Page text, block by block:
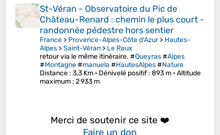
St-Véran - Observatoire du Pic de
Château-Renard : chemin le plus court -
randonnée pédestre hors sentier
France > Provence-Alpes-Côte d'Azur> Hautes-
Alpes >Saint-Véran > Le Raux
retour via le même itinéraire. #Queyras#Alpes
#Montagne#manuela #HautesAlpes#Nature
Distance : 3,3 Km • Dénivelé positif: 893 m •Altitude
maximum : 2 933 m
Merci de soutenir ce site ❤️
Faire un don